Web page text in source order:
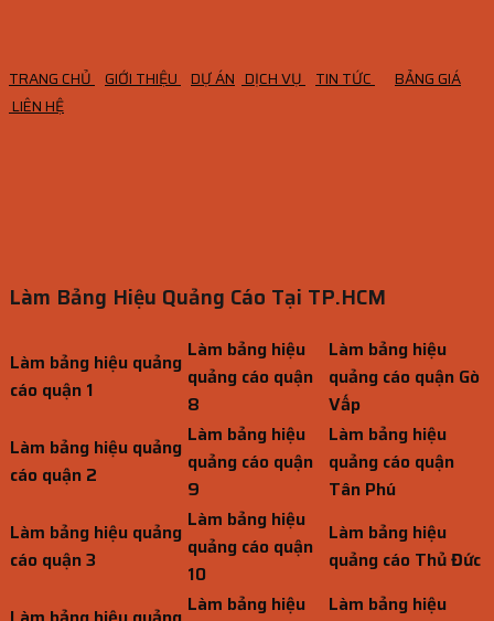
TRANG CHỦ GIỚI THIỆU DỰ ÁN DỊCH VỤ TIN TỨC
BẢNG GIÁ
LIÊN HỆ
Làm Bảng Hiệu Quảng Cáo Tại TP.HCM
Làm bảng hiệu quảng
cáo quận 1
Làm bảng hiệu
quảng cáo quận
8
Làm bảng hiệu
quảng cáo quận Gò
Vấp
Làm bảng hiệu quảng
cáo quận 2
Làm bảng hiệu
quảng cáo quận
9
Làm bảng hiệu
quảng cáo quận
Tân Phú
Làm bảng hiệu quảng
cáo quận 3
Làm bảng hiệu
quảng cáo quận
10
Làm bảng hiệu
quảng cáo Thủ Đức
Làm bảng hiệu
Làm bảng hiệu